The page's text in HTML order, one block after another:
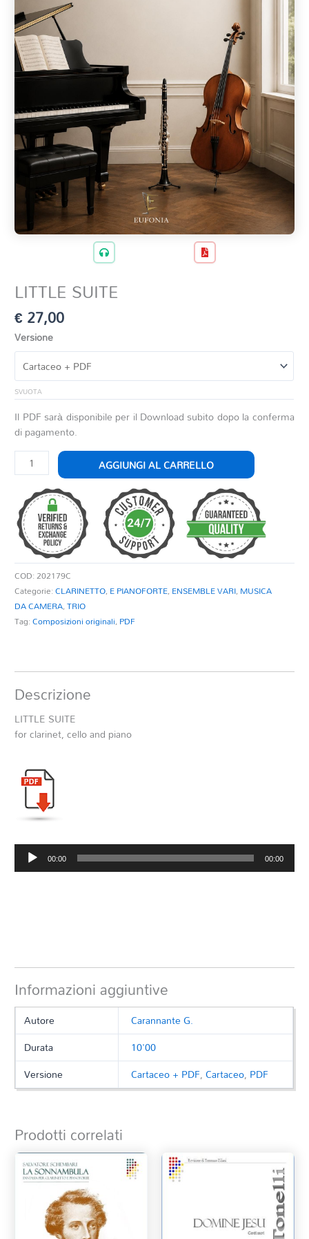
LITTLE SUITE
€27,00
Versione
SVUOTA
Il PDF sarà disponibile per il Download subito dopo la conferma
di pagamento.
LITTLE
SUITE
quantità
AGGIUNGI AL CARRELLO
COD:202179C
Categorie:CLARINETTO, E PIANOFORTE, ENSEMBLE VARI, MUSICA
DA CAMERA,TRIO
Tag:Composizioni originali, PDF
Descrizione
LITTLE SUITE
for clarinet, cello and piano
Audio
Player
00:00 00:00
Informazioni aggiuntive
Autore
Carannante G.
Durata
10'00
Versione
Cartaceo + PDF,Cartaceo, PDF
Prodotti correlati